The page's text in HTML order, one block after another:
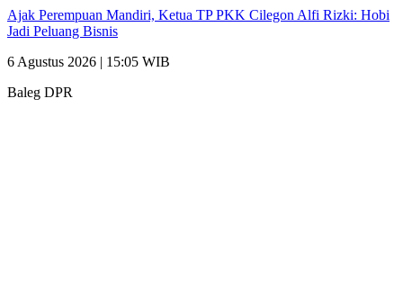
Ajak Perempuan Mandiri, Ketua TP PKK Cilegon Alfi Rizki: Hobi
Jadi Peluang Bisnis
6 Agustus 2026 | 15:05 WIB
Baleg DPR